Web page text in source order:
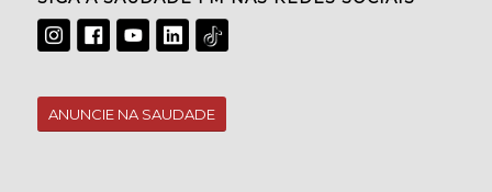
ANUNCIE NA SAUDADE